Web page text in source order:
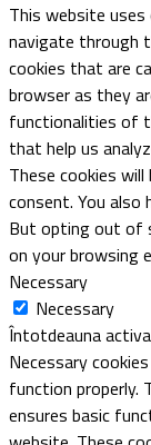
This website uses
navigate through
cookies that are
browser as they
functionalities of
that help us
These cookies
consent. You
But opting out of
on your browsing
Necessary
Necessary
Întotdeauna
Necessary
function properly.
ensures basic